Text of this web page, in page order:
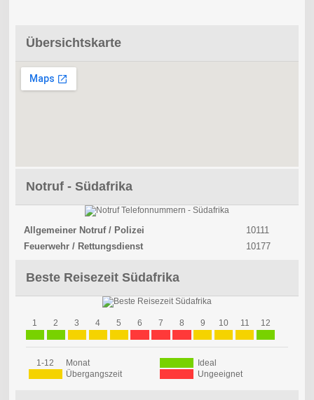
Übersichtskarte
Notruf - Südafrika
Allgemeiner Notruf / Polizei
10111
Feuerwehr / Rettungsdienst
10177
Beste Reisezeit Südafrika
1 2 3 4 5 6 7 8 9 10 11 12
1-12 Monat
Ideal
Übergangszeit
Ungeeignet